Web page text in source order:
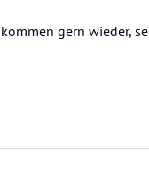
gern wieder,